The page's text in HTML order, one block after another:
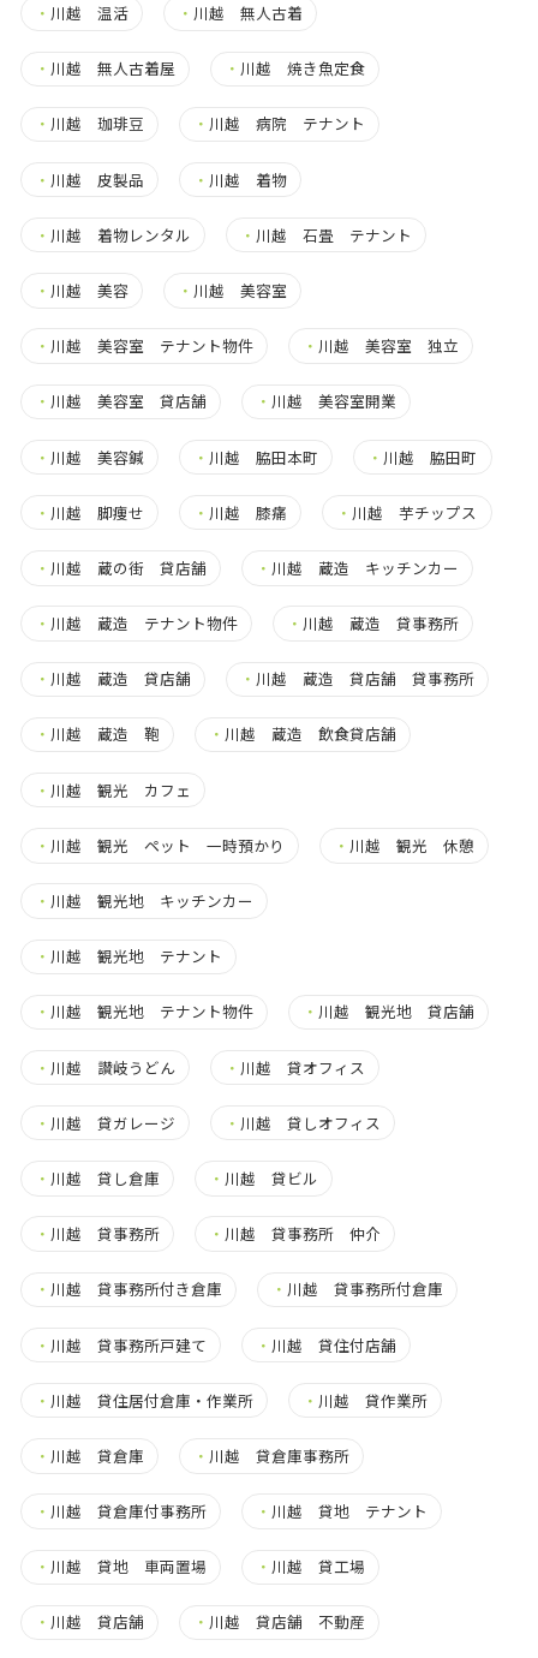
・ 川越 温活 ・ 川越 無人古着
・ 川越 無人古着屋 ・ 川越 焼き魚定食
・ 川越 珈琲豆 ・ 川越 病院 テナント
・ 川越 皮製品 ・ 川越 着物
・ 川越 着物レンタル ・ 川越 石畳 テナント
・ 川越 美容 ・ 川越 美容室
・ 川越 美容室 テナント物件 ・ 川越 美容室 独立
・ 川越 美容室 貸店舗 ・ 川越 美容室開業
・ 川越 美容鍼 ・ 川越 脇田本町 ・ 川越 脇田町
・ 川越 脚痩せ ・ 川越 膝痛 ・ 川越 芋チップス
・ 川越 蔵の街 貸店舗 ・ 川越 蔵造 キッチンカー
・ 川越 蔵造 テナント物件 ・ 川越 蔵造 貸事務所
・ 川越 蔵造 貸店舗 ・ 川越 蔵造 貸店舗 貸事務所
・ 川越 蔵造 鞄 ・ 川越 蔵造 飲食貸店舗
・ 川越 観光 カフェ
・ 川越 観光 ペット 一時預かり ・ 川越 観光 休憩
・ 川越 観光地 キッチンカー
・ 川越 観光地 テナント
・ 川越 観光地 テナント物件 ・ 川越 観光地 貸店舗
・ 川越 讃岐うどん ・ 川越 貸オフィス
・ 川越 貸ガレージ ・ 川越 貸しオフィス
・ 川越 貸し倉庫 ・ 川越 貸ビル
・ 川越 貸事務所 ・ 川越 貸事務所 仲介
・ 川越 貸事務所付き倉庫 ・ 川越 貸事務所付倉庫
・ 川越 貸事務所戸建て ・ 川越 貸住付店舗
・ 川越 貸住居付倉庫・作業所 ・ 川越 貸作業所
・ 川越 貸倉庫 ・ 川越 貸倉庫事務所
・ 川越 貸倉庫付事務所 ・ 川越 貸地 テナント
・ 川越 貸地 車両置場 ・ 川越 貸工場
・ 川越 貸店舗 ・ 川越 貸店舗 不動産